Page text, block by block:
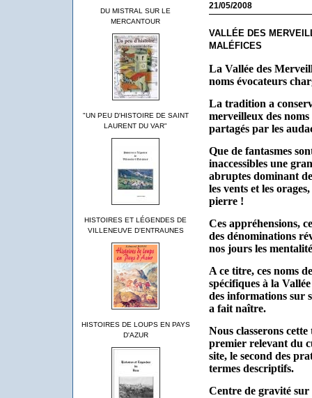
DU MISTRAL SUR LE
MERCANTOUR
"UN PEU D'HISTOIRE DE SAINT
LAURENT DU VAR"
HISTOIRES ET LÉGENDES DE
VILLENEUVE D'ENTRAUNES
HISTOIRES DE LOUPS EN PAYS
D'AZUR
21/05/2008
VALLÉE DES
MALÉFICES
La Vallée des
noms évocateurs
La tradition a
merveilleux des
partagés par les
Que de fantasmes
inaccessibles une
abruptes dominant
les vents et les
pierre !
Ces appréhensions,
des dénominations
nos jours les
A ce titre, ces noms
spécifiques à la
des informations sur
a fait naître.
Nous classerons
premier relevant du
site, le second des
termes descriptifs.
Centre de gravité sur